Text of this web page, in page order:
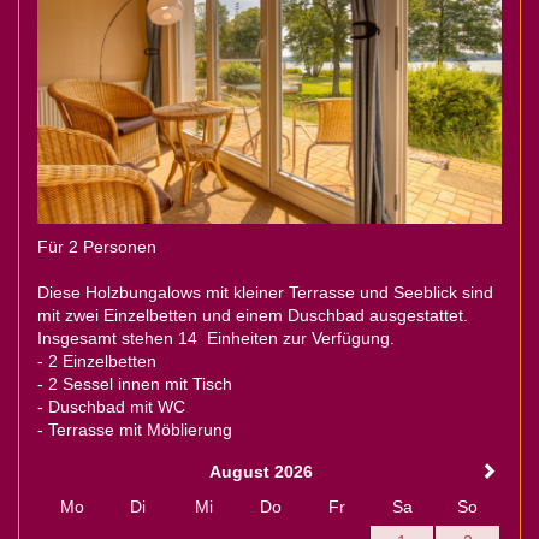
Für 2 Personen
Diese Holzbungalows mit kleiner Terrasse und Seeblick sind
mit zwei Einzelbetten und einem Duschbad ausgestattet.
Insgesamt stehen 14 Einheiten zur Verfügung.
- 2 Einzelbetten
- 2 Sessel innen mit Tisch
- Duschbad mit WC
- Terrasse mit Möblierung
August 2026
Mo
Di Mi Do Fr Sa
So